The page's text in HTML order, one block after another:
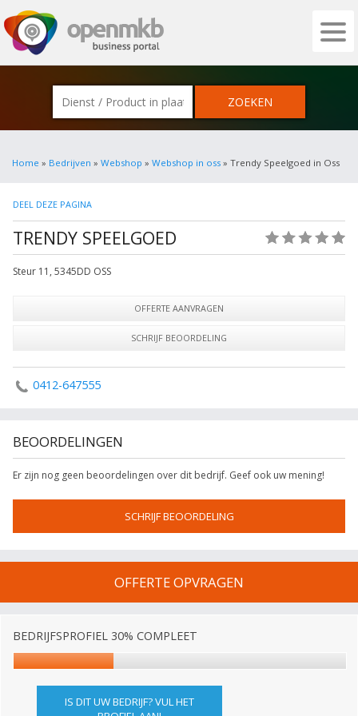
OPENMKB - DE ZAKELIJKE PORTAL
Home » Bedrijven » Webshop » Webshop in oss » Trendy Speelgoed in Oss
DEEL DEZE PAGINA
TRENDY SPEELGOED
Steur 11 , 5345DD OSS
OFFERTE AANVRAGEN
SCHRIJF BEOORDELING
0412-647555
BEOORDELINGEN
Er zijn nog geen beoordelingen over dit bedrijf. Geef ook uw mening!
SCHRIJF BEOORDELING
OFFERTE OPVRAGEN
BEDRIJFSPROFIEL 30% COMPLEET
IS DIT UW BEDRIJF? VUL HET